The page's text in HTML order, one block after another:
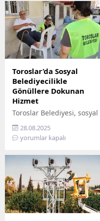
Toroslar’da Sosyal
Belediyecilikle
Gönüllere Dokunan
Hizmet
Toroslar Belediyesi, sosyal
belediyecilik anlayışıyla
vatandaşların gönüllerine
dokunmaya devam ediyor.
vatandaşlar, özel
gereksinimli bireyler ile
gazi ve şehit aileleri,
belediyenin şefkatli elini
her zaman yanlarında
hissediyor. Belediye Sosyal
28.08.2025
yorumlar kapalı